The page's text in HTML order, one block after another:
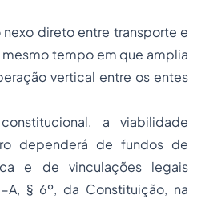
direto entre transporte e
tempo em que amplia
vertical entre os entes
a viabilidade
dependerá de fundos de
e de vinculações legais
A, § 6º, da Constituição, na